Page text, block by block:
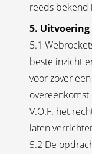
reeds bekend
5.
5.1
beste inzicht
voor zover
V.O.F. het
laten
5.2 De